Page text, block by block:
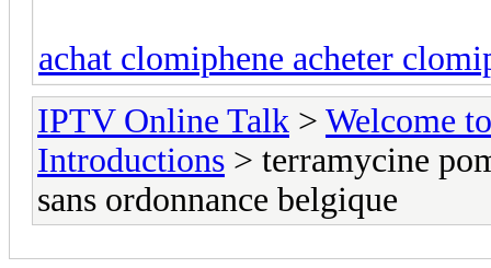
achat clomiphene acheter
IPTV Online Talk > Welcome
Introductions > terramycine
sans ordonnance belgique